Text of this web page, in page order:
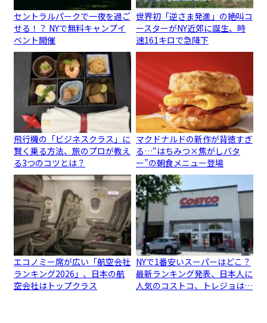
セントラルパークで一夜を過ご
せる！？ NYで無料キャンプイ
ベント開催
世界初「逆さま発進」の絶叫コ
ースターがNY近郊に誕生、時
速161キロで急降下
飛行機の「ビジネスクラス」に
賢く乗る方法、旅のプロが教え
る3つのコツとは？
マクドナルドの新作が背徳すぎ
る…“はちみつ×焦がしバタ
ー”の朝食メニュー登場
エコノミー席が広い「航空会社
ランキング2026」、日本の航
空会社はトップクラス
NYで1番安いスーパーはどこ？
最新ランキング発表、日本人に
人気のコストコ、トレジョは…